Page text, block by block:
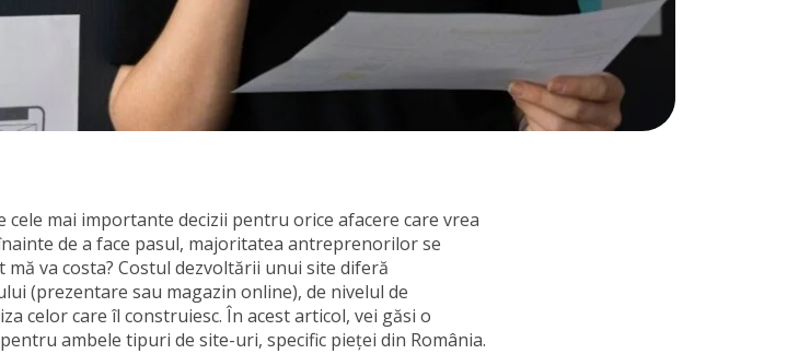
mai importante decizii pentru orice afacere care vrea
de a face pasul, majoritatea antreprenorilor se
va costa? Costul dezvoltării unui site diferă
(prezentare sau magazin online), de nivelul de
celor care îl construiesc. În acest articol, vei găsi o
ambele tipuri de site-uri, specific pieței din România.